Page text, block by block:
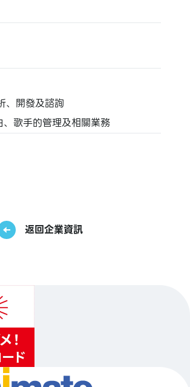
、開發及諮詢
歌手的管理及相關業務
返回企業資訊